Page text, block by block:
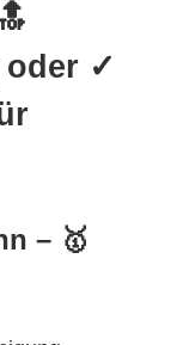
✓
– 🥇